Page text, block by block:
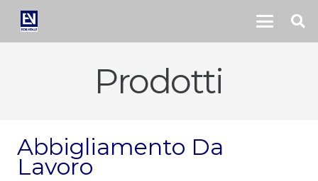
Prodotti
Abbigliamento Da
Lavoro